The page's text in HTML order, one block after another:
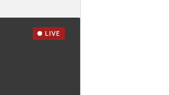
LIVE